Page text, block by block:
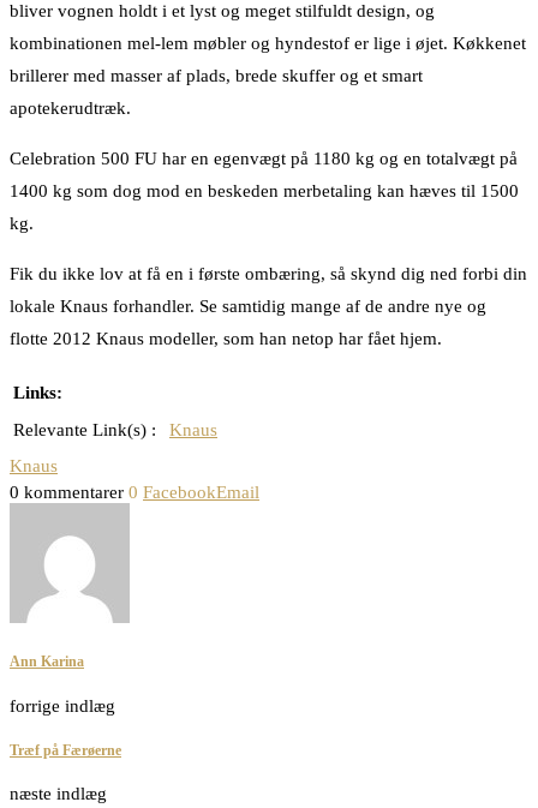
bliver vognen holdt i et lyst og meget stilfuldt design, og
kombinationen mel-lem møbler og hyndestof er lige i øjet. Køkkenet
brillerer med masser af plads, brede skuffer og et smart
apotekerudtræk.
Celebration 500 FU har en egenvægt på 1180 kg og en totalvægt på
1400 kg som dog mod en beskeden merbetaling kan hæves til 1500
kg.
Fik du ikke lov at få en i første ombæring, så skynd dig ned forbi din
lokale Knaus forhandler. Se samtidig mange af de andre nye og
flotte 2012 Knaus modeller, som han netop har fået hjem.
Links:
Relevante Link(s) :
Knaus
Knaus
0 kommentarer 0 FacebookEmail
Ann Karina
forrige indlæg
Træf på Færøerne
næste indlæg